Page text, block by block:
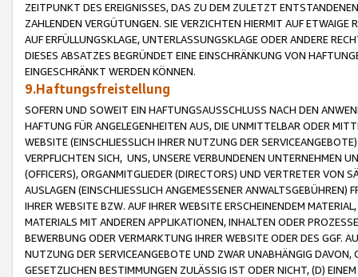
ZEITPUNKT DES EREIGNISSES, DAS ZU DEM ZULETZT
ZAHLENDEN VERGÜTUNGEN. SIE VERZICHTEN HIERMIT AUF
AUF ERFÜLLUNGSKLAGE, UNTERLASSUNGSKLAGE ODER ANDERE
DIESES ABSATZES BEGRÜNDET EINE EINSCHRÄNKUNG VON
EINGESCHRÄNKT WERDEN KÖNNEN.
9.Haftungsfreistellung
SOFERN UND SOWEIT EIN HAFTUNGSAUSSCHLUSS NACH DEN
HAFTUNG FÜR ANGELEGENHEITEN AUS, DIE UNMITTELBAR ODER
WEBSITE (EINSCHLIESSLICH IHRER NUTZUNG DER
VERPFLICHTEN SICH, UNS, UNSERE VERBUNDENEN UNTERNEHMEN
(OFFICERS), ORGANMITGLIEDER (DIRECTORS) UND VERTRETER VON
AUSLAGEN (EINSCHLIESSLICH ANGEMESSENER
IHRER WEBSITE BZW. AUF IHRER WEBSITE ERSCHEINENDEM
MATERIALS MIT ANDEREN APPLIKATIONEN, INHALTEN ODER
BEWERBUNG ODER VERMARKTUNG IHRER WEBSITE ODER DES GGF.
NUTZUNG DER SERVICEANGEBOTE UND ZWAR UNABHÄNGIG
GESETZLICHEN BESTIMMUNGEN ZULÄSSIG IST ODER NICHT, (D)